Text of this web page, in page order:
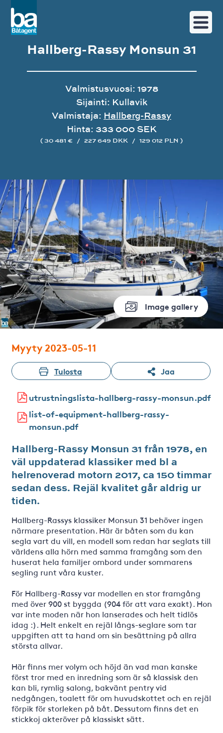
Image gallery
Hallberg-Rassy Monsun 31
Valmistusvuosi: 1978
Sijainti: Kullavik
Valmistaja: Hallberg-Rassy
Hinta: 333 000 SEK
( 30 481 € / 227 649 DKK / 129 012 PLN )
Myyty 2023-05-11
Tulosta Jaa
utrustningslista-hallberg-rassy-monsun.pdf
list-of-equipment-hallberg-rassy-
monsun.pdf
Hallberg-Rassy Monsun 31 från 1978, en
väl uppdaterad klassiker med bl a
helrenoverad motorn 2017, ca 150 timmar
sedan dess. Rejäl kvalitet går aldrig ur
tiden.
Hallberg-Rassys klassiker Monsun 31 behöver ingen
närmare presentation. Här är båten som du kan
segla vart du vill, en modell som redan har seglats till
världens alla hörn med samma framgång som den
huserat hela familjer ombord under sommarens
segling runt våra kuster.
För Hallberg-Rassy var modellen en stor framgång
med över 900 st byggda (904 för att vara exakt). Hon
var inte moden när hon lanserades och helt tidlös
idag :). Helt enkelt en rejäl långs-seglare som tar
uppgiften att ta hand om sin besättning på allra
största allvar.
Här finns mer volym och höjd än vad man kanske
först tror med en inredning som är så klassisk den
kan bli, rymlig salong, bakvänt pentry vid
nedgången, toalett för om huvudskottet och en rejäl
förpik för storleken på båt. Dessutom finns det en
stickkoj akteröver på klassiskt sätt.